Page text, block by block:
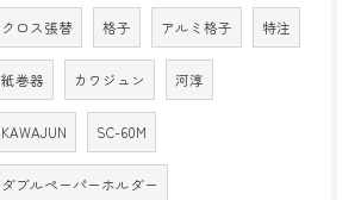
クロス張替 格子 アルミ格子 特注
紙巻器 カワジュン 河淳
KAWAJUN SC-60M
ダブルペーパーホルダー